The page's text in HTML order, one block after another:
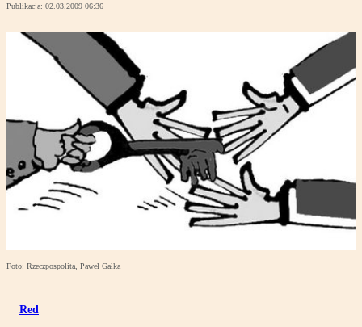
Publikacja: 02.03.2009 06:36
Foto: Rzeczpospolita, Paweł Gałka
Red